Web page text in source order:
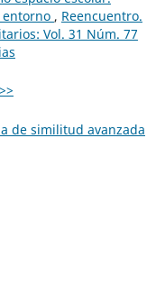
, Reencuentro.
Vol. 31 Núm. 77
>>
de similitud avanzada